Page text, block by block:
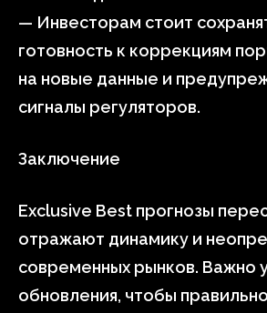
— Инвесторам стоит
готовность к коррекциям
на новые данные и
сигналы регуляторов.
Заключение
Exclusive Best прогнозы
отражают динамику и
современных рынков. Важно
обновления, чтобы правильно